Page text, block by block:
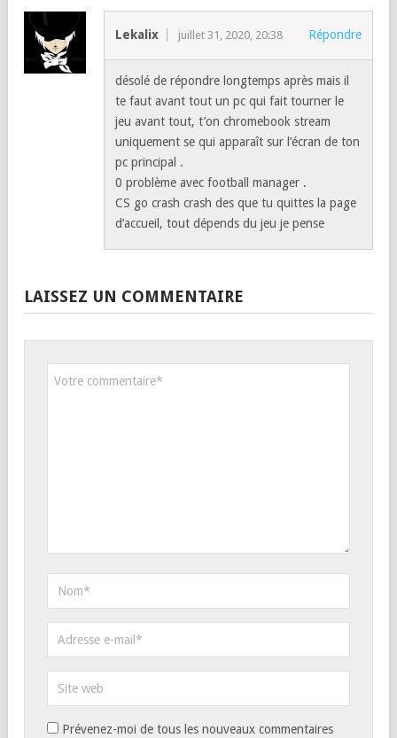
Lekalix juillet 31, 2020, 20:38 Répondre
désolé de répondre longtemps après mais il
te faut avant tout un pc qui fait tourner le
jeu avant tout, t’on chromebook stream
uniquement se qui apparaît sur l’écran de ton
pc principal .
0 problème avec football manager .
CS go crash crash des que tu quittes la page
d’accueil, tout dépends du jeu je pense
LAISSEZ UN COMMENTAIRE
Prévenez-moi de tous les nouveaux commentaires